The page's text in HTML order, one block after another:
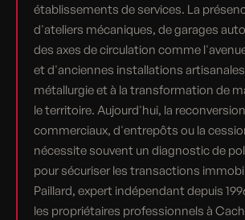
établissements de services. La
d'ateliers mécaniques, de garages
des axes de circulation comme
et d'anciennes installations artisanales
métallurgie et à la transformation de
le territoire. Aujourd'hui, la
commerciaux, d'entrepôts ou la
nécessite souvent un diagnostic de
pour sécuriser les transactions
Paillard, expert indépendant depuis
les propriétaires professionnels à